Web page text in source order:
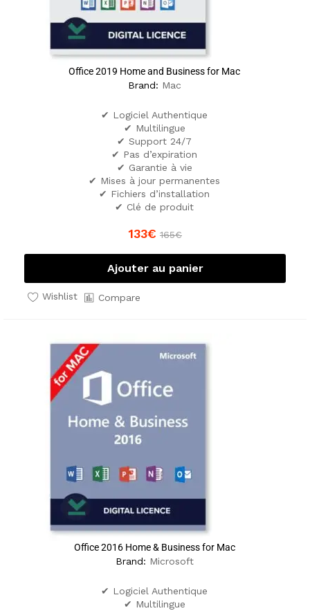
Office 2019 Home and Business for Mac
Brand: Mac
✔ Logiciel Authentique
✔ Multilingue
✔ Support 24/7
✔ Pas d’expiration
✔ Garantie à vie
✔ Mises à jour permanentes
✔ Fichiers d’installation
✔ Clé de produit
133€ 165€
Ajouter au panier
Wishlist Compare
Office 2016 Home & Business for Mac
Brand: Microsoft
✔ Logiciel Authentique
✔ Multilingue